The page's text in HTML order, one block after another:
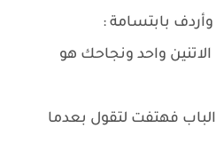
بابتسامة :
الاتنين واحد ونجاحك هو
فهتفت لتقول بعدما